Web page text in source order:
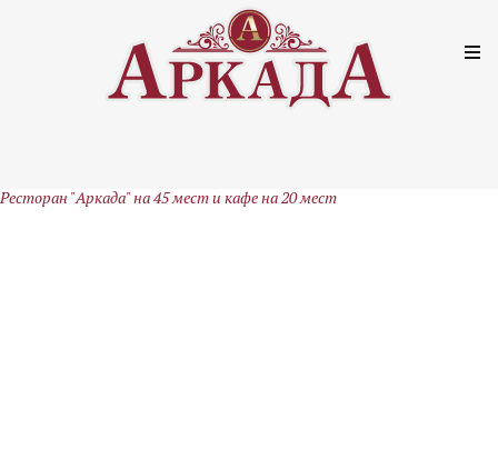
Ресторан "Аркада" на 45 мест и кафе на 20 мест